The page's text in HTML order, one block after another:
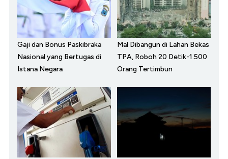
Gaji dan Bonus Paskibraka
Nasional yang Bertugas di
Istana Negara
Mal Dibangun di Lahan Bekas
TPA, Roboh 20 Detik-1.500
Orang Tertimbun